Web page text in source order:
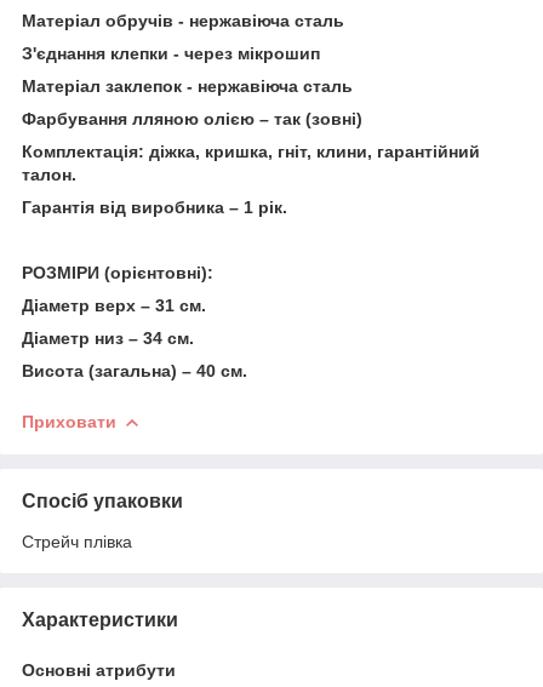
Матеріал обручів - нержавіюча сталь
З'єднання клепки - через мікрошип
Матеріал заклепок - нержавіюча сталь
Фарбування лляною олією – так (зовні)
Комплектація: діжка, кришка, гніт, клини, гарантійний
талон.
Гарантія від виробника – 1 рік.
РОЗМІРИ (орієнтовні):
Діаметр верх – 31 см.
Діаметр низ – 34 см.
Висота (загальна) – 40 см.
Приховати
Спосіб упаковки
Стрейч плівка
Характеристики
Основні атрибути